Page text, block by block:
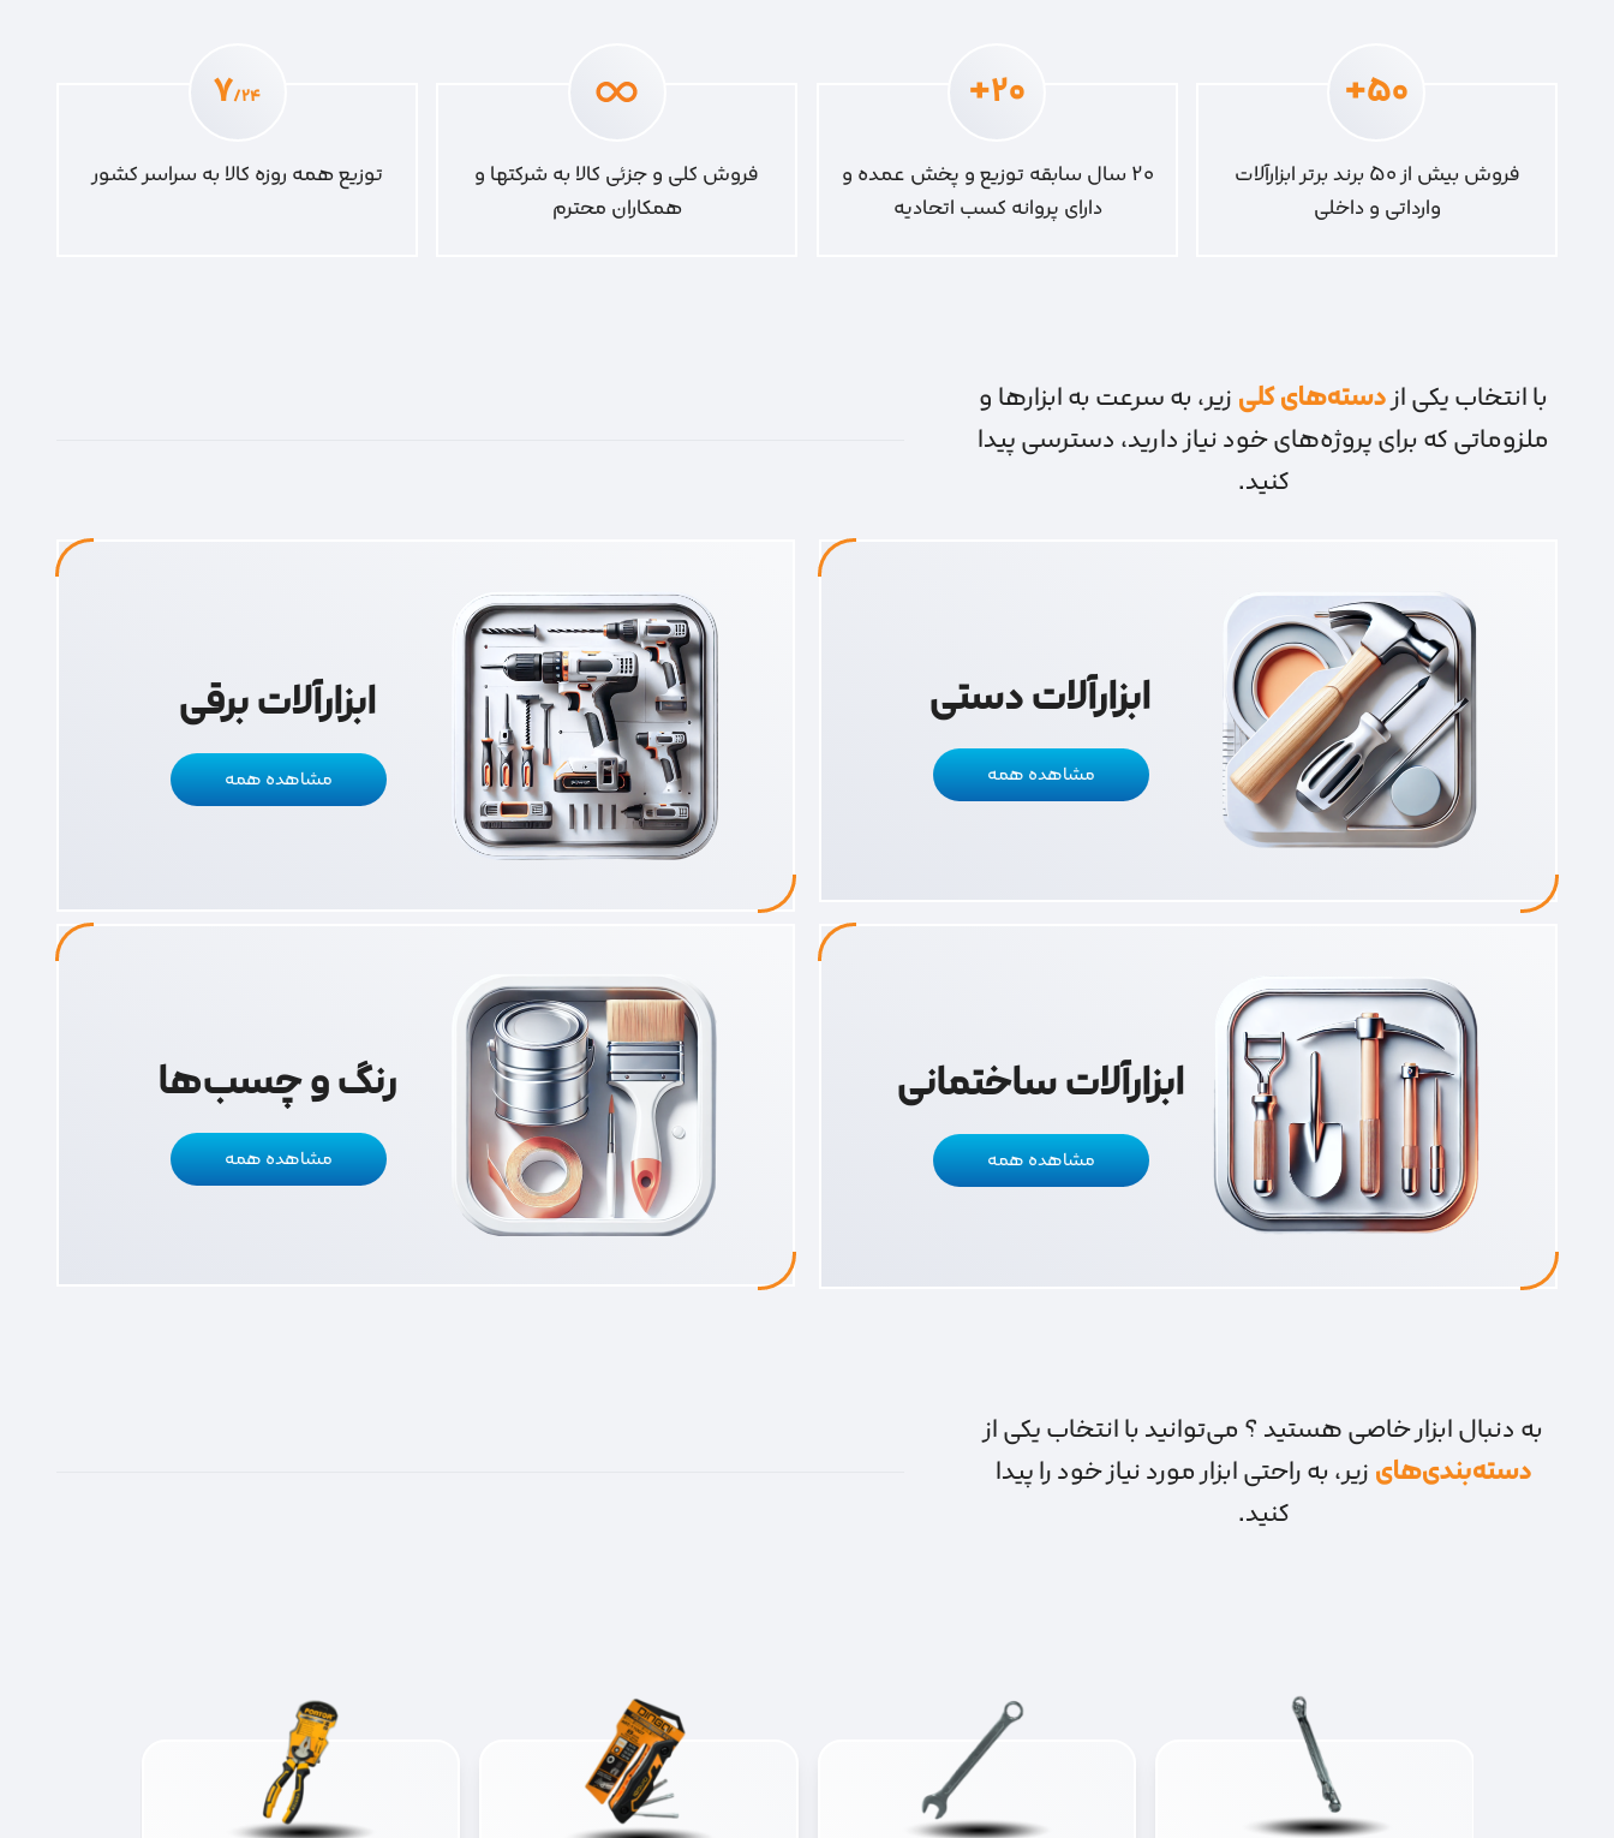
50+
فروش بیش از ۵۰ برند برتر ابزارآلات
وارداتی و داخلی
20+
۲۰ سال سابقه توزیع و پخش عمده و
دارای پروانه کسب اتحادیه
فروش کلی و جزئی کالا به شرکتها و
همکاران محترم
۷/۲۴
توزیع همه روزه کالا به سراسر کشور
با انتخاب یکی ازدسته‌های کلیزیر، به سرعت به ابزارها و
ملزوماتی که برای پروژه‌های خود نیاز دارید، دسترسی پیدا
کنید.
ابزارآلات دستی
مشاهده همه
ابزارآلات برقی
مشاهده همه
ابزارآلات ساختمانی
مشاهده همه
رنگ و چسب‌ها
مشاهده همه
به دنبال ابزار خاصی هستید ؟ می‌توانید با انتخاب یکی از
دسته‌بندی‌هایزیر، به راحتی ابزار مورد نیاز خود را پیدا
کنید.